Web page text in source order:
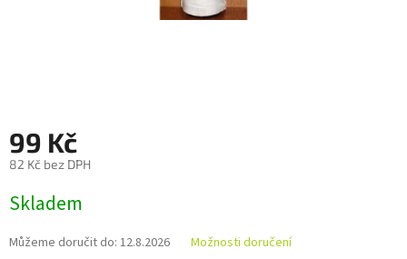
99 Kč
82 Kč bez DPH
cena:
Skladem
Můžeme doručit do: 12.8.2026 Možnosti doručení